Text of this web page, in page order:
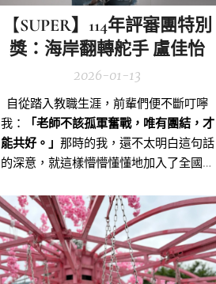
【SUPER】114年評審團特別
獎：海岸翻轉舵手 盧佳怡
2026-01-13
自從踏入教職生涯，前輩們便不斷叮嚀
我：
「老師不該孤軍奮戰，唯有團結，才
能共好。」 那時的我，還不太明白這句話
的深意，就這樣懵懵懂懂地加入了全國教
正體會到它為教師群體所做的努力與堅
持。